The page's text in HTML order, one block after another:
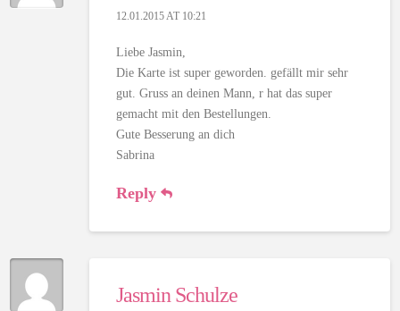
12.01.2015 AT 10:21
Liebe Jasmin,
Die Karte ist super geworden. gefällt mir sehr
gut. Gruss an deinen Mann, r hat das super
gemacht mit den Bestellungen.
Gute Besserung an dich
Sabrina
Reply
Jasmin Schulze